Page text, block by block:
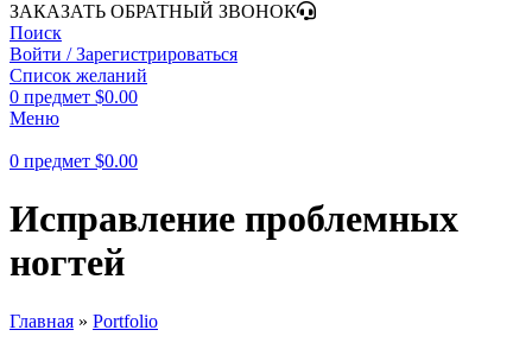
ЗАКАЗАТЬ ОБРАТНЫЙ ЗВОНОК
Поиск
Войти / Зарегистрироваться
Список желаний
0 предмет $0.00
Меню
0 предмет $0.00
Исправление проблемных
ногтей
Главная » Portfolio